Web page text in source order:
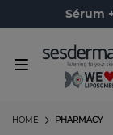
Sérum
PHARMACY
HOME